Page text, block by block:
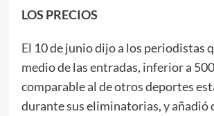
LOS PRECIOS
El 10 de junio dijo a los periodistas
medio de las entradas, inferior a
comparable al de otros deportes
durante sus eliminatorias, y añadió